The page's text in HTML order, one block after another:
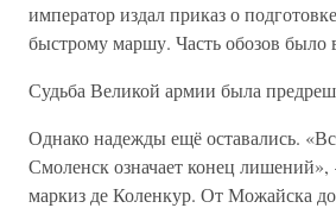
император издал приказ о
быстрому маршу. Часть обозов было
Судьба Великой армии была
Однако надежды ещё оставались.
Смоленск означает конец
маркиз де Коленкур. От Можайска